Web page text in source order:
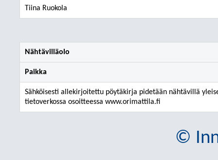
Tiina Ruokola
Nähtävilläolo
Paikka
Sähköisesti allekirjoitettu pöytäkirja pidetään nähtävillä
tietoverkossa osoitteessa www.orimattila.fi
©